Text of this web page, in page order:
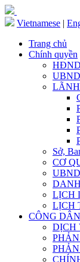
Vietnamese |
Trang chủ
Chính quyền
Sở,
CƠ
UBND
LỊCH
LỊCH
CÔNG DÂN
DỊCH